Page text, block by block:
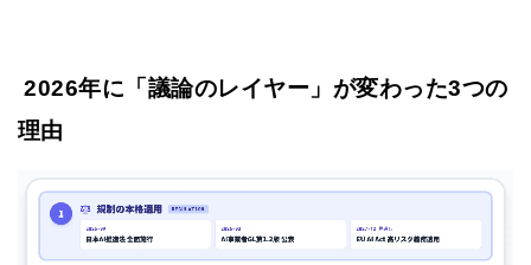
2026年に「議論のレイヤー」が変わった3つの
理由